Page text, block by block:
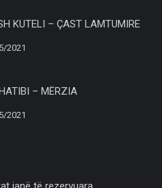
KUTELI – ÇAST LAMTUMIRE
2021
– MËRZIA
2021